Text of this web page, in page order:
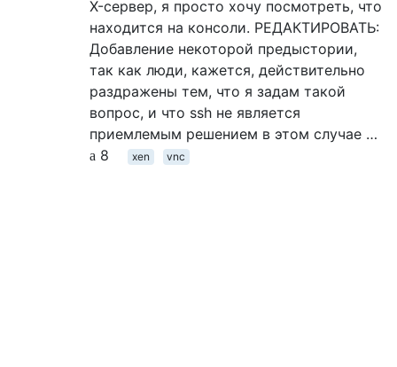
X-сервер, я просто хочу посмотреть, что
находится на консоли. РЕДАКТИРОВАТЬ:
Добавление некоторой предыстории,
так как люди, кажется, действительно
раздражены тем, что я задам такой
вопрос, и что ssh не является
приемлемым решением в этом случае …
8
xen vnc